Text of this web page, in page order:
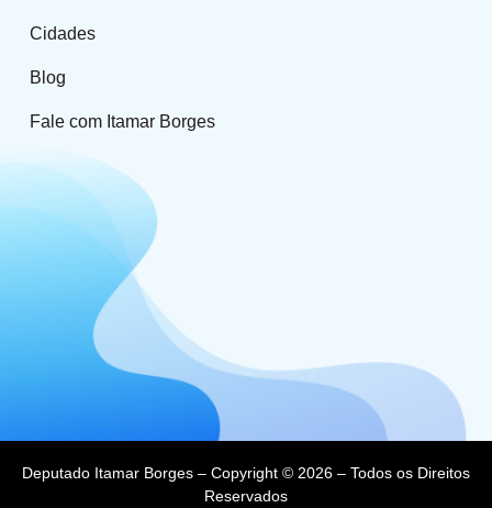
Cidades
Blog
Fale com Itamar Borges
Deputado Itamar Borges – Copyright © 2026 – Todos os Direitos
Reservados